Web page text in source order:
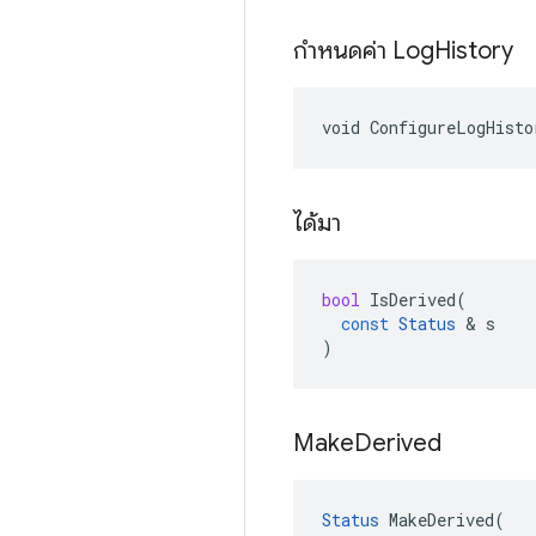
กำหนดค่า LogHistory
void
ได้มา
bool IsDerived(
const Status & s
)
MakeDerived
Status MakeDerived(